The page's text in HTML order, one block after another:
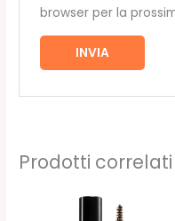
browser per la
Prodotti correlati